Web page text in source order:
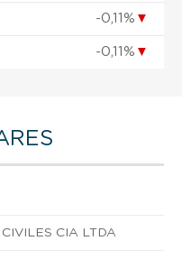
-0,11% ▼
-0,11% ▼
CIA LTDA